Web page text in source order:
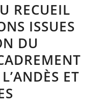
RECUEIL
ISSUES
DU
ET